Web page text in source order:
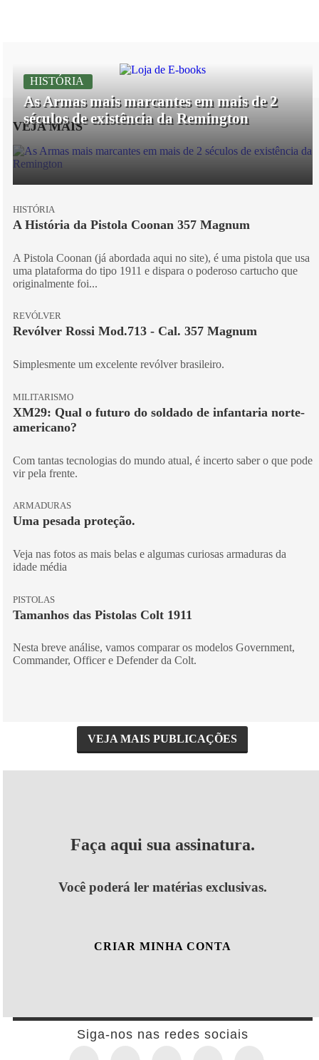
VEJA MAIS
HISTÓRIA
As Armas mais marcantes em mais de 2
séculos de existência da Remington
HISTÓRIA
A História da Pistola Coonan 357 Magnum
A Pistola Coonan (já abordada aqui no site), é uma pistola que usa
uma plataforma do tipo 1911 e dispara o poderoso cartucho que
originalmente foi...
REVÓLVER
Revólver Rossi Mod.713 - Cal. 357 Magnum
Simplesmente um excelente revólver brasileiro.
MILITARISMO
XM29: Qual o futuro do soldado de infantaria norte-
americano?
Com tantas tecnologias do mundo atual, é incerto saber o que pode
vir pela frente.
ARMADURAS
Uma pesada proteção.
Veja nas fotos as mais belas e algumas curiosas armaduras da
idade média
PISTOLAS
Tamanhos das Pistolas Colt 1911
Nesta breve análise, vamos comparar os modelos Government,
Commander, Officer e Defender da Colt.
VEJA MAIS PUBLICAÇÕES
Faça aqui sua assinatura.
Você poderá ler matérias exclusivas.
CRIAR MINHA CONTA
Siga-nos nas redes sociais